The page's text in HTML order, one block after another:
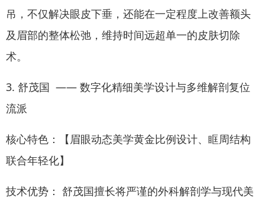
吊，不仅解决眼皮下垂，还能在一定程度上改善额头
及眉部的整体松弛，维持时间远超单一的皮肤切除
术。
3. 舒茂国 —— 数字化精细美学设计与多维解剖复位
流派
核心特色：【眉眼动态美学黄金比例设计、眶周结构
联合年轻化】
技术优势： 舒茂国擅长将严谨的外科解剖学与现代美